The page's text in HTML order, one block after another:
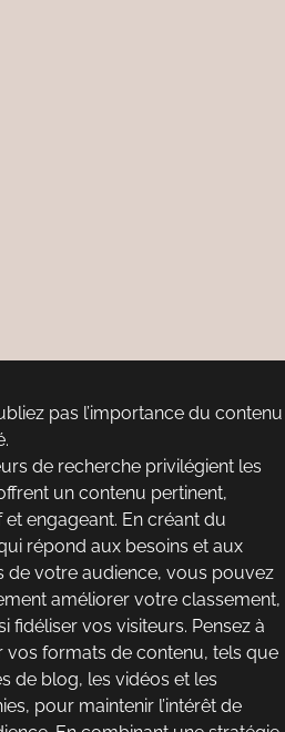
pas l’importance du contenu
de recherche privilégient les
un contenu pertinent,
et engageant. En créant du
répond aux besoins et aux
de votre audience, vous pouvez
améliorer votre classement,
fidéliser vos visiteurs. Pensez à
vos formats de contenu, tels que
de blog, les vidéos et les
pour maintenir l’intérêt de